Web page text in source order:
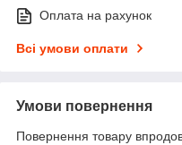
Оплата на рахунок
Всі умови оплати
Умови повернення
Повернення товару